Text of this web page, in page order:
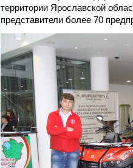
территории Ярославской
представители более 70